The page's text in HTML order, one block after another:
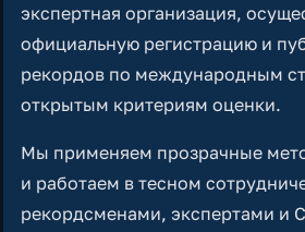
экспертная организация,
официальную регистрацию и
рекордов по международным
открытым критериям оценки.
Мы применяем прозрачные
и работаем в тесном
рекордсменами, экспертами и